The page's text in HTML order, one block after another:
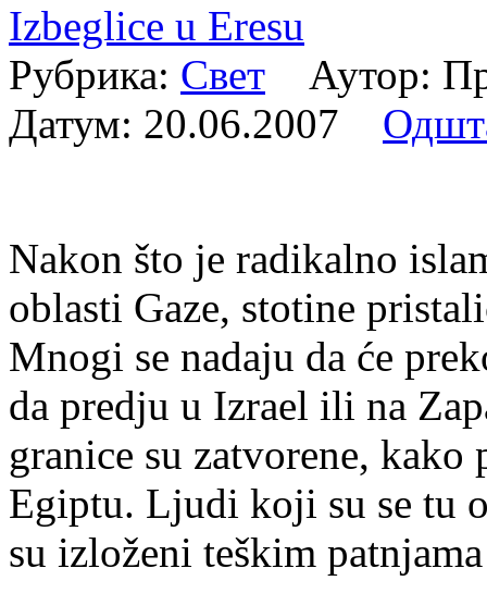
Izbeglice u Eresu
Рубрика: Свет Аутор:
Датум: 20.06.2007
Nakon što je radikalno
oblasti Gaze, stotine
Mnogi se nadaju da će
da predju u Izrael ili na
granice su zatvorene,
Egiptu. Ljudi koji su se tu
su izloženi teškim